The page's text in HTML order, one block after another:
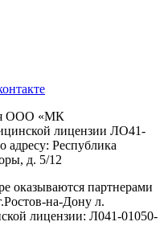
ООО «МК
лицензии ЛО41-
адресу: Республика
д. 5/12
оказываются партнерами
на-Дону л.
лицензии: Л041-01050-